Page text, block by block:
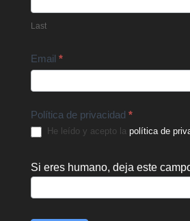
Last
Email *
Política de privacidad *
He leído y acepto la política de
Si eres humano, deja este